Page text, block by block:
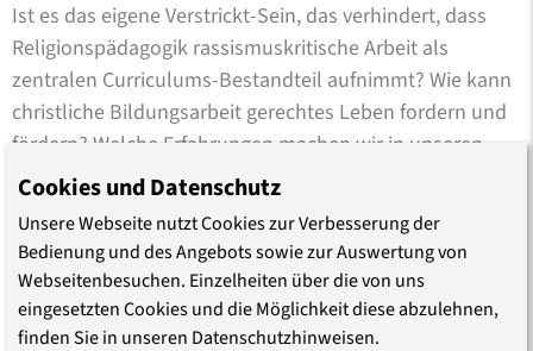
Ist es das eigene Verstrickt-Sein, das verhindert, dass
Religionspädagogik rassismuskritische Arbeit als
zentralen Curriculums-Bestandteil aufnimmt? Wie kann
christliche Bildungsarbeit gerechtes Leben fordern und
fördern? Welche Erfahrungen machen wir in unseren
jeweiligen Praxisfeldern, wo ergeben sich Fragen, wo
Ermutigungen und Zweifel? Wie lassen sich
grundlegende rassismus- und antisemitismuskritische
Überlegungen in Methoden bzw. Module zumindest
skizzenhaft umsetzen?
Cookies und Datenschutz
Unsere Webseite nutzt Cookies zur Verbesserung der
Bedienung und des Angebots sowie zur Auswertung von
Webseitenbesuchen. Einzelheiten über die von uns
eingesetzten Cookies und die Möglichkeit diese abzulehnen,
finden Sie in unseren Datenschutzhinweisen.